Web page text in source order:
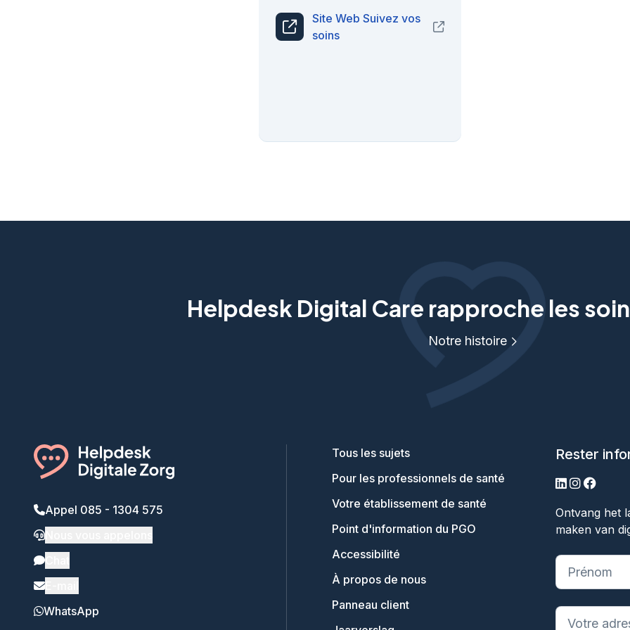
Site Web Suivez vos
soins
(opens in new window)
Helpdesk Digital Care rapproche les
Notre histoire
Appel 085 - 1304 575
WhatsApp
Tous les sujets
Pour les professionnels de santé
Votre établissement de santé
Point d'information du PGO
Accessibilité
À propos de nous
Panneau client
Rester
LinkedIn
Instagram
Ontvang het
maken van
"*" indique